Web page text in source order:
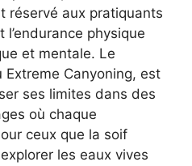
réservé aux pratiquants
physique
et mentale. Le
Canyoning, est
ses limites dans des
où chaque
ceux que la soif
les eaux vives